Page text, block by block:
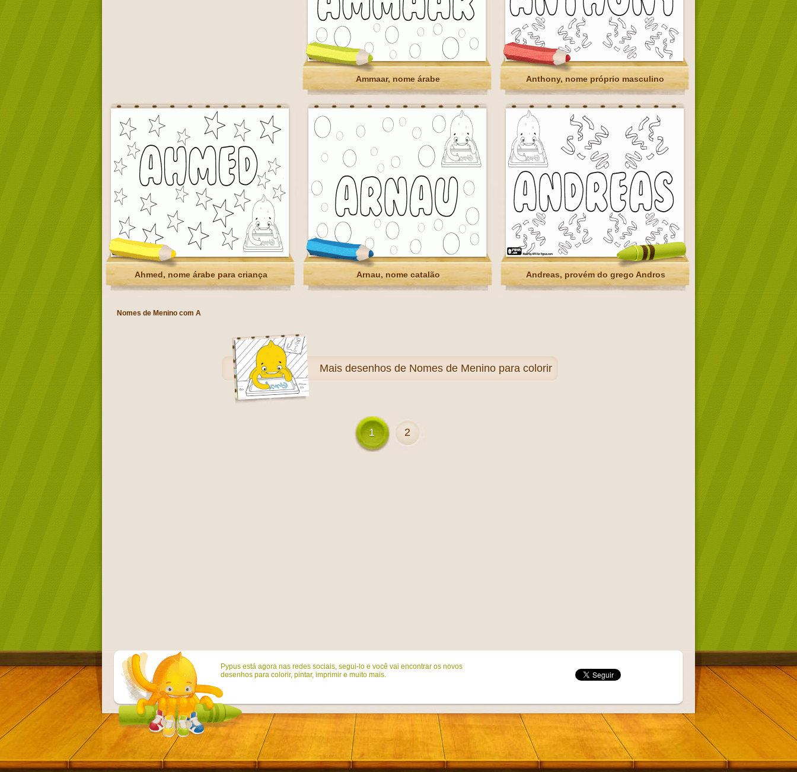
Ammaar, nome árabe Anthony, nome próprio masculino
Ahmed, nome árabe para criança Arnau, nome catalão Andreas, provém do grego Andros
Nomes de Menino com A
Mais desenhos de Nomes de Menino para colorir
1 2
Pypus está agora nas redes sociais, segui-lo e você vai encontrar os novos
desenhos para colorir, pintar, imprimir e muito mais.